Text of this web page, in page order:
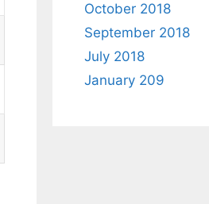
October 2018
September 2018
July 2018
January 209